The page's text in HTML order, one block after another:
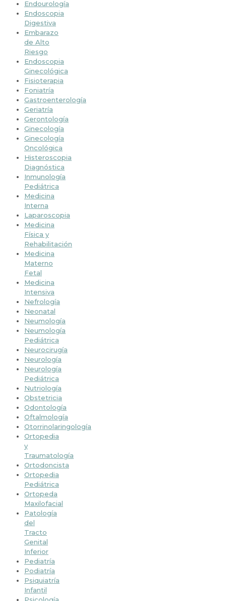
Endourología
Endoscopia
Digestiva
Embarazo
de Alto
Riesgo
Endoscopia
Ginecológica
Fisioterapia
Foniatría
Gastroenterología
Geriatría
Gerontología
Ginecología
Ginecología
Oncológica
Histeroscopia
Diagnóstica
Inmunología
Pediátrica
Medicina
Interna
Laparoscopia
Medicina
Física y
Rehabilitación
Medicina
Materno
Fetal
Medicina
Intensiva
Nefrología
Neonatal
Neumología
Neumología
Pediátrica
Neurocirugía
Neurología
Neurología
Pediátrica
Nutriología
Obstetricia
Odontología
Oftalmología
Otorrinolaringología
Ortopedia
y
Traumatología
Ortodoncista
Ortopedia
Pediátrica
Ortopeda
Maxilofacial
Patología
del
Tracto
Genital
Inferior
Pediatría
Podiatría
Psiquiatría
Infantil
Psicología